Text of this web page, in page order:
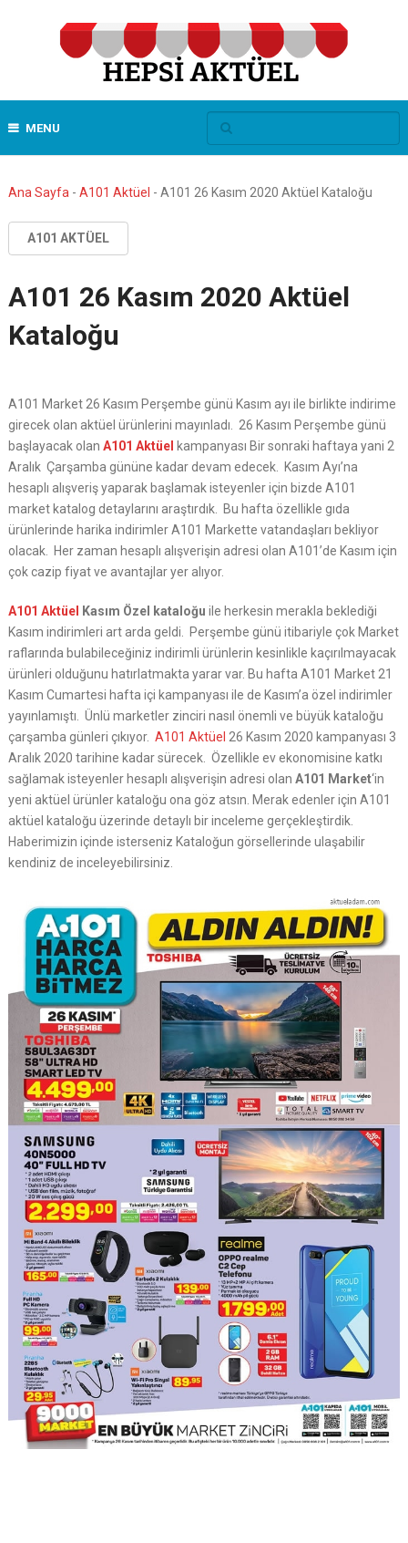
MENU
Ana Sayfa - A101 Aktüel - A101 26 Kasım 2020 Aktüel Kataloğu
A101 AKTÜEL
A101 26 Kasım 2020 Aktüel
Kataloğu
A101 Market 26 Kasım Perşembe günü Kasım ayı ile birlikte indirime
girecek olan aktüel ürünlerini mayınladı. 26 Kasım Perşembe günü
başlayacak olan A101 Aktüel kampanyası Bir sonraki haftaya yani 2
Aralık Çarşamba gününe kadar devam edecek. Kasım Ayı’na
hesaplı alışveriş yaparak başlamak isteyenler için bizde A101
market katalog detaylarını araştırdık. Bu hafta özellikle gıda
ürünlerinde harika indirimler A101 Markette vatandaşları bekliyor
olacak. Her zaman hesaplı alışverişin adresi olan A101’de Kasım için
çok cazip fiyat ve avantajlar yer alıyor.
A101 Aktüel Kasım Özel kataloğu ile herkesin merakla beklediği
Kasım indirimleri art arda geldi. Perşembe günü itibariyle çok Market
raflarında bulabileceğiniz indirimli ürünlerin kesinlikle kaçırılmayacak
ürünleri olduğunu hatırlatmakta yarar var. Bu hafta A101 Market 21
Kasım Cumartesi hafta içi kampanyası ile de Kasım’a özel indirimler
yayınlamıştı. Ünlü marketler zinciri nasıl önemli ve büyük kataloğu
çarşamba günleri çıkıyor. A101 Aktüel 26 Kasım 2020 kampanyası 3
Aralık 2020 tarihine kadar sürecek. Özellikle ev ekonomisine katkı
sağlamak isteyenler hesaplı alışverişin adresi olan A101 Market‘in
yeni aktüel ürünler kataloğu ona göz atsın. Merak edenler için A101
aktüel kataloğu üzerinde detaylı bir inceleme gerçekleştirdik.
Haberimizin içinde isterseniz Kataloğun görsellerinde ulaşabilir
kendiniz de inceleyebilirsiniz.